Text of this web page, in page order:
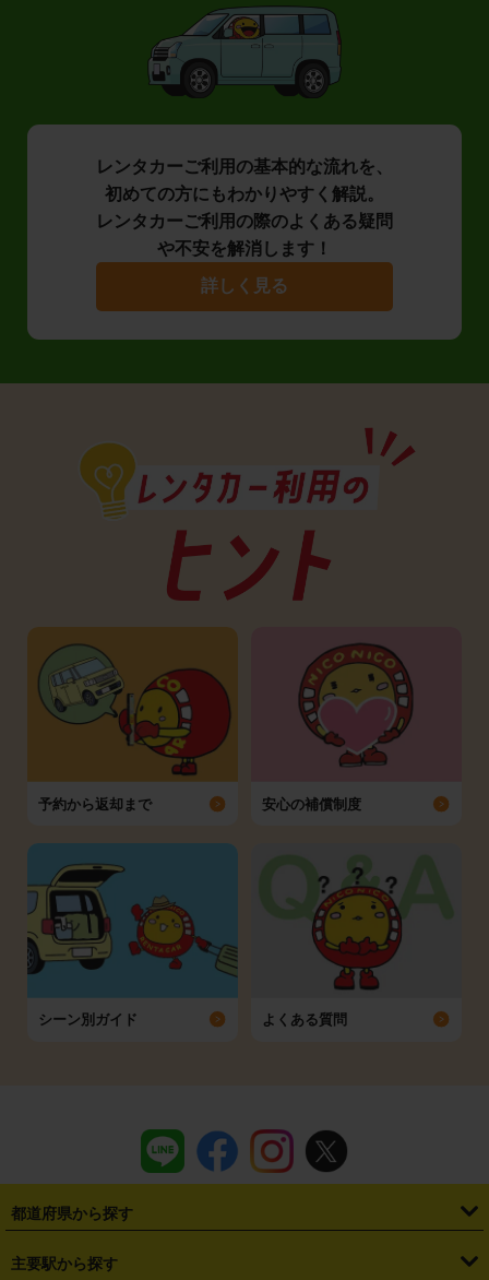
レンタカーご利用の基本的な流れを、
初めての方にもわかりやすく解説。
レンタカーご利用の際のよくある疑問
や不安を解消します！
詳しく見る
予約から返却まで 安心の補償制度
シーン別ガイド よくある質問
都道府県から探す
・ 北海道 ・
主要駅から探す